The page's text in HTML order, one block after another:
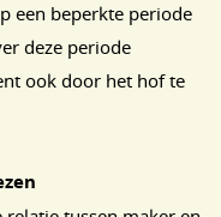
een beperkte periode
deze periode
ook door het hof te